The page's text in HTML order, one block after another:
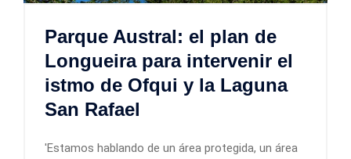
Parque Austral: el plan de
Longueira para intervenir el
istmo de Ofqui y la Laguna
San Rafael
'Estamos hablando de un área protegida, un área